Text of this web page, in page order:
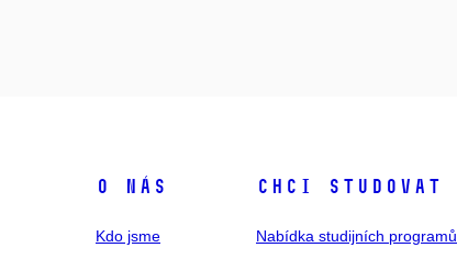
O NÁS
Kdo jsme
CHCI STUDOVAT
Nabídka studijních programů